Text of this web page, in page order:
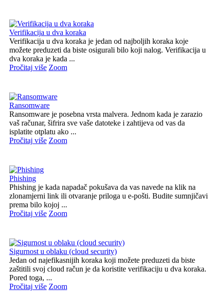
Verifikacija u dva koraka
Verifikacija u dva koraka je jedan od najboljih koraka koje
možete preduzeti da biste osigurali bilo koji nalog. Verifikacija u
dva koraka je kada ...
Pročitaj više Zoom
Ransomware
Ransomware je posebna vrsta malvera. Jednom kada je zarazio
vaš računar, šifrira sve vaše datoteke i zahtijeva od vas da
isplatite otplatu ako ...
Pročitaj više Zoom
Phishing
Phishing je kada napadač pokušava da vas navede na klik na
zlonamjerni link ili otvaranje priloga u e-pošti. Budite sumnjičavi
prema bilo kojoj ...
Pročitaj više Zoom
Sigurnost u oblaku (cloud security)
Jedan od najefikasnijih koraka koji možete preduzeti da biste
zaštitili svoj cloud račun je da koristite verifikaciju u dva koraka.
Pored toga, ...
Pročitaj više Zoom